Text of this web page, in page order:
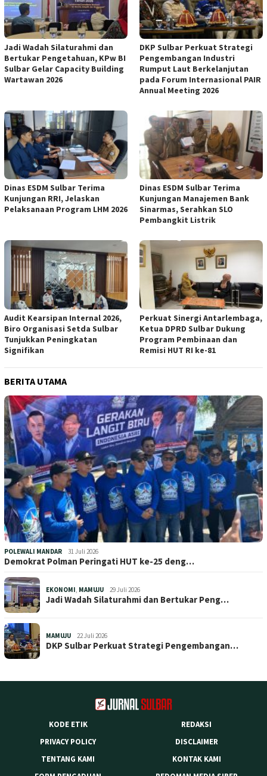
Jadi Wadah Silaturahmi dan
Bertukar Pengetahuan, KPw BI
Sulbar Gelar Capacity Building
Wartawan 2026
DKP Sulbar Perkuat Strategi
Pengembangan Industri
Rumput Laut Berkelanjutan
pada Forum Internasional PAIR
Annual Meeting 2026
Dinas ESDM Sulbar Terima
Kunjungan RRI, Jelaskan
Pelaksanaan Program LHM 2026
Dinas ESDM Sulbar Terima
Kunjungan Manajemen Bank
Sinarmas, Serahkan SLO
Pembangkit Listrik
Audit Kearsipan Internal 2026,
Biro Organisasi Setda Sulbar
Tunjukkan Peningkatan
Signifikan
Perkuat Sinergi Antarlembaga,
Ketua DPRD Sulbar Dukung
Program Pembinaan dan
Remisi HUT RI ke-81
BERITA UTAMA
POLEWALI MANDAR 31 Juli 2026
Demokrat Polman Peringati HUT ke-25 deng…
EKONOMI, MAMUJU 29 Juli 2026
Jadi Wadah Silaturahmi dan Bertukar Peng…
MAMUJU 22 Juli 2026
DKP Sulbar Perkuat Strategi Pengembangan…
KODE ETIK
REDAKSI
PRIVACY POLICY
DISCLAIMER
TENTANG KAMI
KONTAK KAMI